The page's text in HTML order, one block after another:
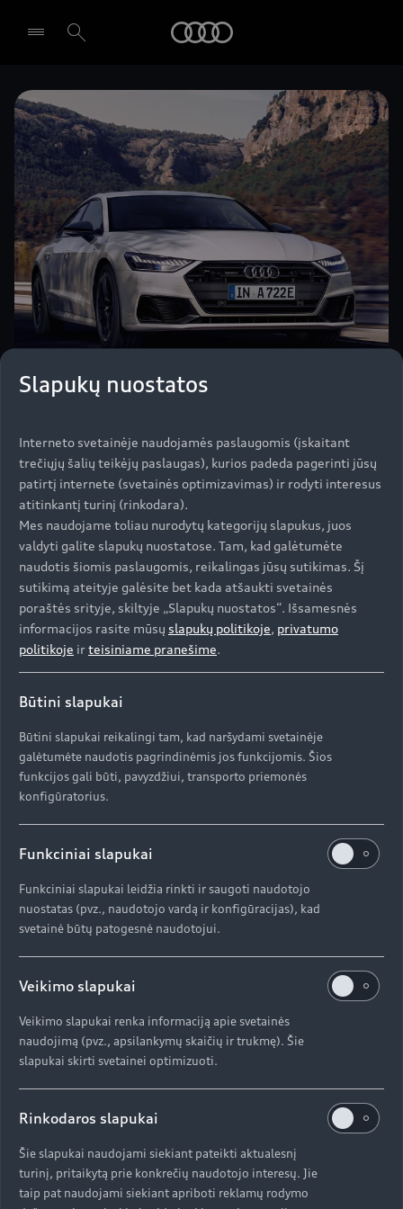
Pasirinkti atstovybę
Funkcijos pagal poreikį,
skirtos jūsų „Audi A7“
Nuo 2021 m. „Audi A7“ šeimos
modeliams prieinama toliau
nurodyta įranga:
›
Išmaniojo telefono sąsaja
Užsiregistruokite „myAudi“ ir patikrinkite jūsų
„Audi“ automobiliui priskirtą prieinamumą.
Prieinama įranga gali skirtis priklausomai nuo automobilio modelio.
Prisijunkite prie „myAudi“, kad patikrintumėte, ar įranga prieinama
kiekvienam individualiam „Audi“ automobiliui.
Modeliai
Visi modeliai
e-tron
e-tron GT
Įsigyti Audi
Naudoti Audi
Servisas ir aptarnavimas
Serviso akcijos
Aktualumas
AUDI AG
Slapukų nuostatos
Interneto svetainėje naudojamės paslaugomis (įskaitant
trečiųjų šalių teikėjų paslaugas), kurios padeda pagerinti jūsų
patirtį internete (svetainės optimizavimas) ir rodyti interesus
atitinkantį turinį (rinkodara).
Mes naudojame toliau nurodytų kategorijų slapukus, juos
valdyti galite slapukų nuostatose. Tam, kad galėtumėte
naudotis šiomis paslaugomis, reikalingas jūsų sutikimas. Šį
sutikimą ateityje galėsite bet kada atšaukti svetainės
poraštės srityje, skiltyje „Slapukų nuostatos“. Išsamesnės
informacijos rasite mūsų slapukų politikoje, privatumo
politikoje irteisiniame pranešime.
Būtini slapukai
Būtini slapukai reikalingi tam, kad naršydami svetainėje
galėtumėte naudotis pagrindinėmis jos funkcijomis. Šios
funkcijos gali būti, pavyzdžiui, transporto priemonės
konfigūratorius.
Funkciniai slapukai
Funkciniai slapukai leidžia rinkti ir saugoti naudotojo
nuostatas (pvz., naudotojo vardą ir konfigūracijas), kad
svetainė būtų patogesnė naudotojui.
Veikimo slapukai
Veikimo slapukai renka informaciją apie svetainės
naudojimą (pvz., apsilankymų skaičių ir trukmę). Šie
slapukai skirti svetainei optimizuoti.
Rinkodaros slapukai
Šie slapukai naudojami siekiant pateikti aktualesnį
turinį, pritaikytą prie konkrečių naudotojo interesų. Jie
taip pat naudojami siekiant apriboti reklamų rodymo